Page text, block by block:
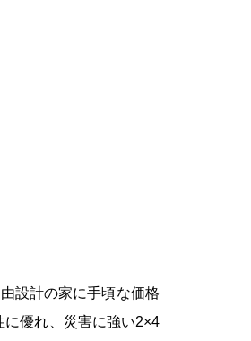
設計の家に手頃な価格
に優れ、災害に強い2×4